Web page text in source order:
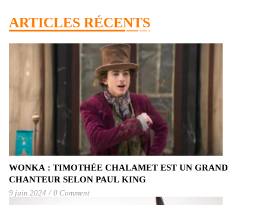
ARTICLES RÉCENTS
WONKA : TIMOTHÉE CHALAMET EST UN GRAND
CHANTEUR SELON PAUL KING
9 juin 2024 / 0 Comment